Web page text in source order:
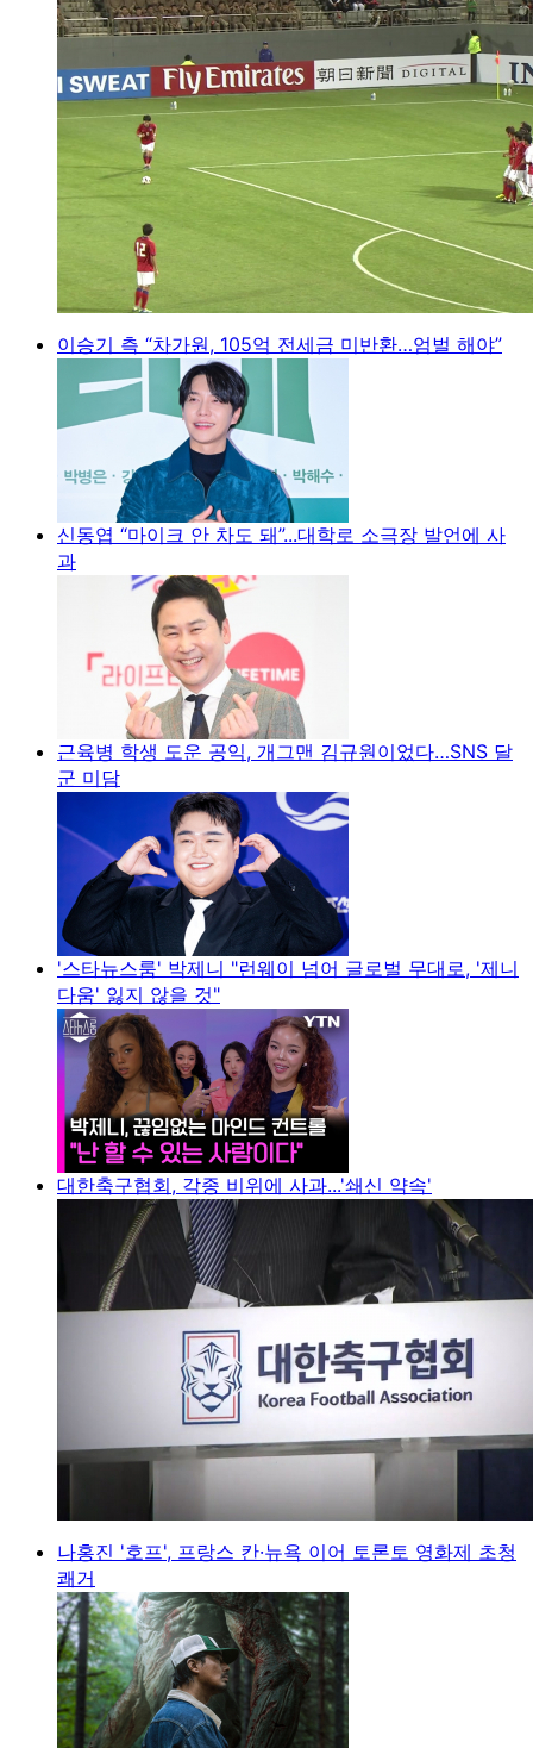
이승기 측 “차가원, 105억 전세금 미반환…엄벌 해야”
신동엽 “마이크 안 차도 돼”...대학로 소극장 발언에 사
과
근육병 학생 도운 공익, 개그맨 김규원이었다…SNS 달
군 미담
'스타뉴스룸' 박제니 "런웨이 넘어 글로벌 무대로, '제니
다움' 잃지 않을 것"
대한축구협회, 각종 비위에 사과...'쇄신 약속'
나홍진 '호프', 프랑스 칸·뉴욕 이어 토론토 영화제 초청
쾌거